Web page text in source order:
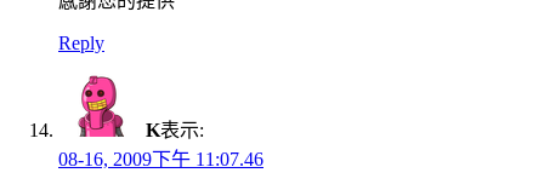
Reply
K表示:
08-16, 2009下午 11:07.46